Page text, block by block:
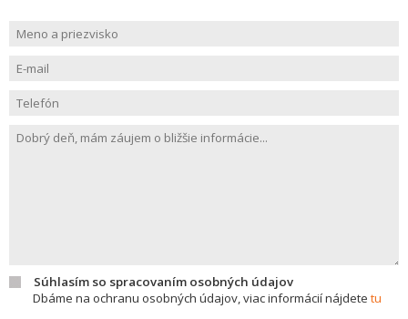
Súhlasím so spracovaním osobných údajov
Dbáme na ochranu osobných údajov, viac informácií nájdete tu